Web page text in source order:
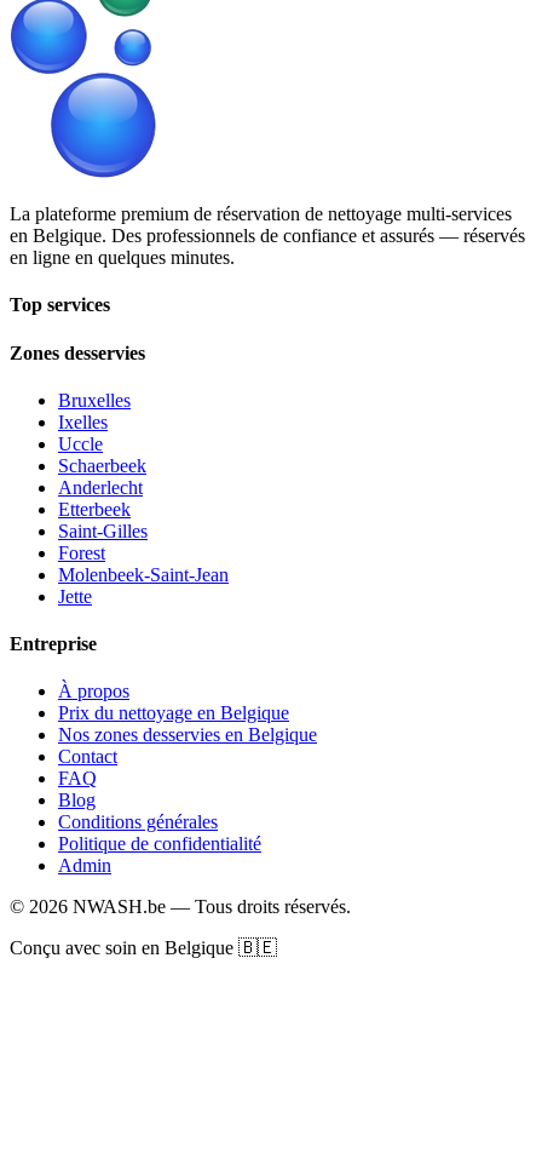
La plateforme premium de réservation de nettoyage multi-services
en Belgique. Des professionnels de confiance et assurés — réservés
en ligne en quelques minutes.
Top services
Zones desservies
Bruxelles
Ixelles
Uccle
Schaerbeek
Anderlecht
Etterbeek
Saint-Gilles
Forest
Molenbeek-Saint-Jean
Jette
Entreprise
À propos
Prix du nettoyage en Belgique
Nos zones desservies en Belgique
Contact
FAQ
Blog
Conditions générales
Politique de confidentialité
Admin
© 2026 NWASH.be — Tous droits réservés.
Conçu avec soin en Belgique 🇧🇪